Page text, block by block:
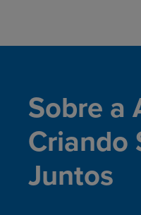
Sobre a
Criando
Juntos